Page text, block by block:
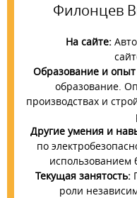
Филонцев
На сайте:
Образование и
образование.
производствах и
Другие умения и
по
использованием
Текущая занятость:
роли